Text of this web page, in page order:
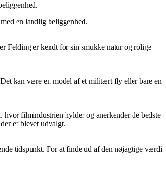
en landlig beliggenhed.
Felding er kendt for sin smukke natur og rolige
kan være en model af et militært fly eller bare en
filmindustrien hylder og anerkender de bedste
er blevet udvalgt.
tidspunkt. For at finde ud af den nøjagtige værdi